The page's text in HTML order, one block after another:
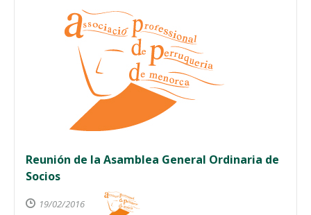
Reunión de la Asamblea General Ordinaria de
Socios
19/02/2016